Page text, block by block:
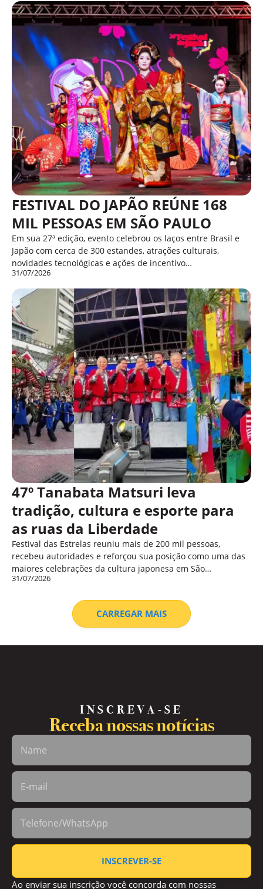
FESTIVAL DO JAPÃO REÚNE 168
MIL PESSOAS EM SÃO PAULO
Em sua 27ª edição, evento celebrou os laços entre Brasil e
Japão com cerca de 300 estandes, atrações culturais,
novidades tecnológicas e ações de incentivo…
31/07/2026
47º Tanabata Matsuri leva
tradição, cultura e esporte para
as ruas da Liberdade
Festival das Estrelas reuniu mais de 200 mil pessoas,
recebeu autoridades e reforçou sua posição como uma das
maiores celebrações da cultura japonesa em São…
31/07/2026
CARREGAR MAIS
INSCREVA-SE
Receba nossas notícias
INSCREVER-SE
Ao enviar sua inscrição você concorda com nossas